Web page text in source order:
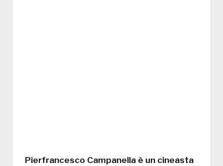
Pierfrancesco Campanella è un cineasta